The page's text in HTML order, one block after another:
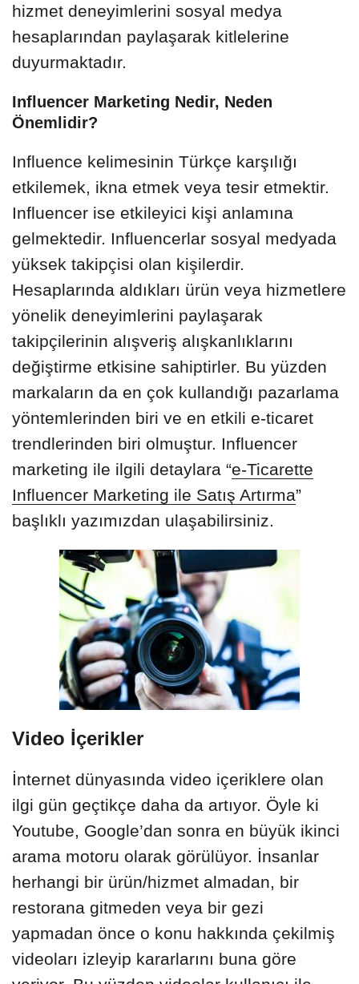
hizmet deneyimlerini sosyal medya
hesaplarından paylaşarak kitlelerine
duyurmaktadır.
Influencer Marketing Nedir, Neden
Önemlidir?
Influence kelimesinin Türkçe karşılığı
etkilemek, ikna etmek veya tesir etmektir.
Influencer ise etkileyici kişi anlamına
gelmektedir. Influencerlar sosyal medyada
yüksek takipçisi olan kişilerdir.
Hesaplarında aldıkları ürün veya hizmetlere
yönelik deneyimlerini paylaşarak
takipçilerinin alışveriş alışkanlıklarını
değiştirme etkisine sahiptirler. Bu yüzden
markaların da en çok kullandığı pazarlama
yöntemlerinden biri ve en etkili e-ticaret
trendlerinden biri olmuştur. Influencer
marketing ile ilgili detaylara “e-Ticarette
Influencer Marketing ile Satış Artırma”
başlıklı yazımızdan ulaşabilirsiniz.
Video İçerikler
İnternet dünyasında video içeriklere olan
ilgi gün geçtikçe daha da artıyor. Öyle ki
Youtube, Google’dan sonra en büyük ikinci
arama motoru olarak görülüyor. İnsanlar
herhangi bir ürün/hizmet almadan, bir
restorana gitmeden veya bir gezi
yapmadan önce o konu hakkında çekilmiş
videoları izleyip kararlarını buna göre